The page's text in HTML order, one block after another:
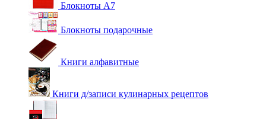
Блокноты А7
Блокноты подарочные
Книги алфавитные
Книги д/записи кулинарных рецептов